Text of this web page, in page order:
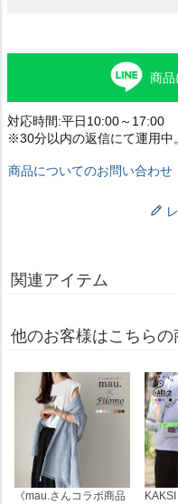
商品
対応時間:平日10:00～17:00
※30分以内の返信にて運用中。
商品についてのお問い合わせ
関連アイテム
他のお客様はこちら
《mau.さんコラボ商品